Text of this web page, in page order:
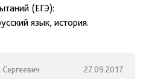
(ЕГЭ):
язык, история.
27.09.2017